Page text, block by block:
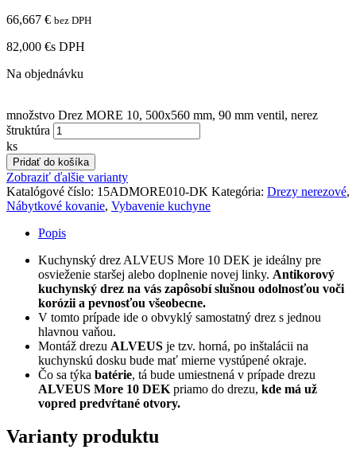
66,667 € bez DPH
82,000 €s DPH
Na objednávku
množstvo Drez MORE 10, 500x560 mm, 90 mm ventil, nerez
štruktúra
ks
Pridať do košíka
Zobraziť ďalšie varianty
Katalógové číslo: 15ADMORE010-DK Kategória: Drezy nerezové,
Nábytkové kovanie, Vybavenie kuchyne
Popis
Kuchynský drez ALVEUS More 10 DEK je ideálny pre
osvieženie staršej alebo doplnenie novej linky. Antikorový
kuchynský drez na vás zapôsobí slušnou odolnosťou voči
korózii a pevnosťou všeobecne.
V tomto prípade ide o obvyklý samostatný drez s jednou
hlavnou vaňou.
Montáž drezu ALVEUS je tzv. horná, po inštalácii na
kuchynskú dosku bude mať mierne vystúpené okraje.
Čo sa týka batérie, tá bude umiestnená v prípade drezu
ALVEUS More 10 DEK priamo do drezu, kde má už
vopred predvŕtané otvory.
Varianty produktu